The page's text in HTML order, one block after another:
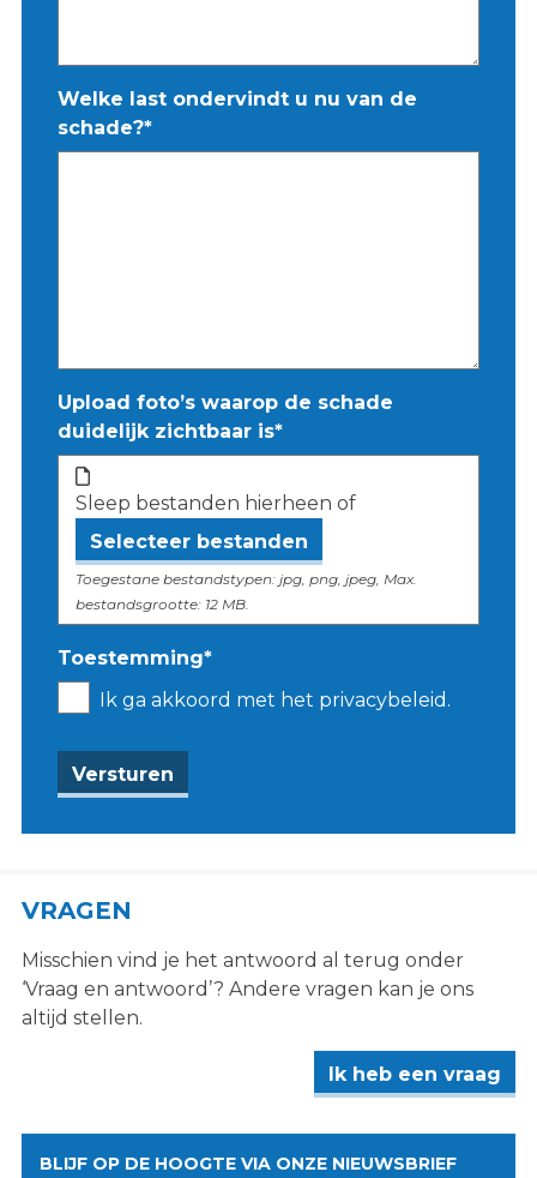
Welke last ondervindt u nu van de
schade?*
Upload foto’s waarop de schade
duidelijk zichtbaar is*
Sleep bestanden hierheen of
Selecteer bestanden
Toegestane bestandstypen: jpg, png, jpeg, Max.
bestandsgrootte: 12 MB.
Toestemming*
Ik ga akkoord met het privacybeleid.
VRAGEN
Misschien vind je het antwoord al terug onder
‘Vraag en antwoord’? Andere vragen kan je ons
altijd stellen.
Ik heb een vraag
BLIJF OP DE HOOGTE VIA ONZE NIEUWSBRIEF